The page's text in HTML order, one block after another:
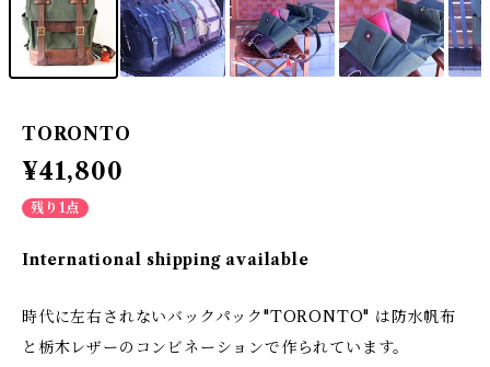
TORONTO
¥41,800
残り1点
International shipping available
時代に左右されないバックパック"TORONTO" は防水帆布
と栃木レザーのコンビネーションで作られています。